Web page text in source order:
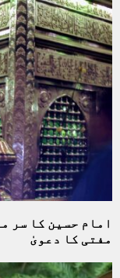
امام حسین کا سر
مفتی کا دعویٰ